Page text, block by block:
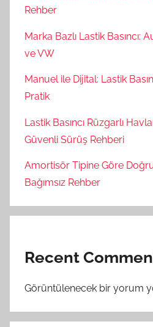
Rehber
Marka Bazlı Lastik Basıncı:
ve VW
Manuel ile Dijital: Lastik
Pratik
Lastik Basıncı Rüzgarlı
Güvenli Sürüş Rehberi
Amortisör Tipine Göre Doğru
Bağımsız Rehber
Recent
Görüntülenecek bir yorum